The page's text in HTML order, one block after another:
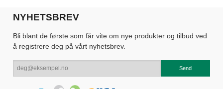
NYHETSBREV
Bli blant de første som får vite om nye produkter og tilbud ved
å registrere deg på vårt nyhetsbrev.